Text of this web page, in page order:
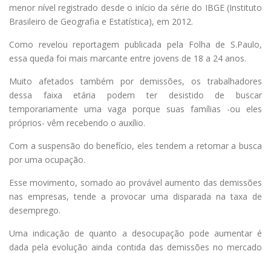
menor nível registrado desde o início da série do IBGE (Instituto
Brasileiro de Geografia e Estatística), em 2012.
Como revelou reportagem publicada pela Folha de S.Paulo,
essa queda foi mais marcante entre jovens de 18 a 24 anos.
Muito afetados também por demissões, os trabalhadores
dessa faixa etária podem ter desistido de buscar
temporariamente uma vaga porque suas famílias -ou eles
próprios- vêm recebendo o auxílio.
Com a suspensão do benefício, eles tendem a retomar a busca
por uma ocupação.
Esse movimento, somado ao provável aumento das demissões
nas empresas, tende a provocar uma disparada na taxa de
desemprego.
Uma indicação de quanto a desocupação pode aumentar é
dada pela evolução ainda contida das demissões no mercado